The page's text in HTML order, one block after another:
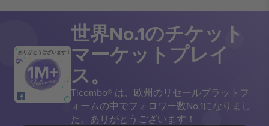
ありがとうございます！
世界No.1のチケット
マーケットプレイ
ス。
Ticombo® は、欧州のリセールプラットフ
ォームの中でフォロワー数No.1になりまし
た。ありがとうございます！